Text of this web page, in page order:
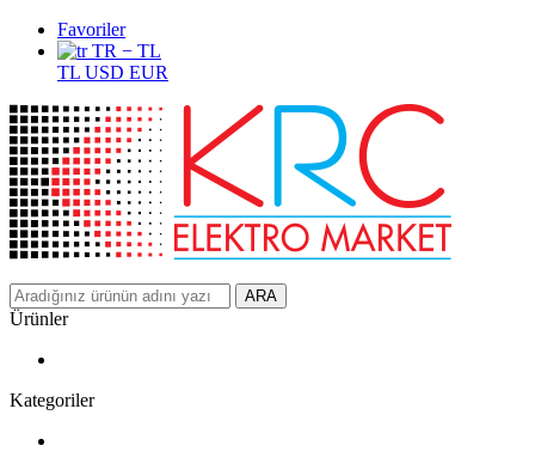
Favoriler
TR − TL
TL USD EUR
ARA
Ürünler
Kategoriler